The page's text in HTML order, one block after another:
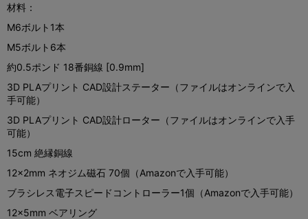
材料：
M6ボルト1本
M5ボルト6本
約0.5ポンド 18番銅線 [0.9mm]
3D PLAプリント CAD設計ステーター（ファイルはオンラインで入
手可能）
3D PLAプリント CAD設計ローター（ファイルはオンラインで入手
可能）
15cm 絶縁銅線
12x2mm ネオジム磁石 70個（Amazonで入手可能）
ブラシレス電子スピードコントローラー1個（Amazonで入手可能）
12x5mm ベアリング